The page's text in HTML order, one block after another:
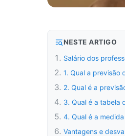
NESTE ARTIGO
Salário dos
1. Qual a previsão
2. Qual é a
3. Qual é a tabela
4. Qual é a
Vantagens e